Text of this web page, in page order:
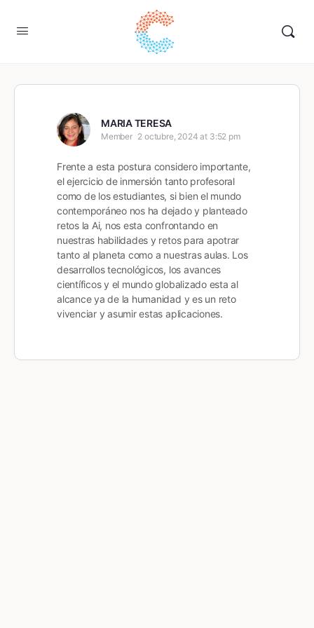
MARIA TERESA
Member 2 octubre, 2024 at 3:52 pm
Frente a esta postura considero importante,
el ejercicio de inmersión tanto profesoral
como de los estudiantes, si bien el mundo
contemporáneo nos ha dejado y planteado
retos la Ai, nos esta confrontando en
nuestras habilidades y retos para apotrar
tanto al planeta como a nuestras aulas. Los
desarrollos tecnológicos, los avances
científicos y el mundo globalizado esta al
alcance ya de la humanidad y es un reto
vivenciar y asumir estas aplicaciones.